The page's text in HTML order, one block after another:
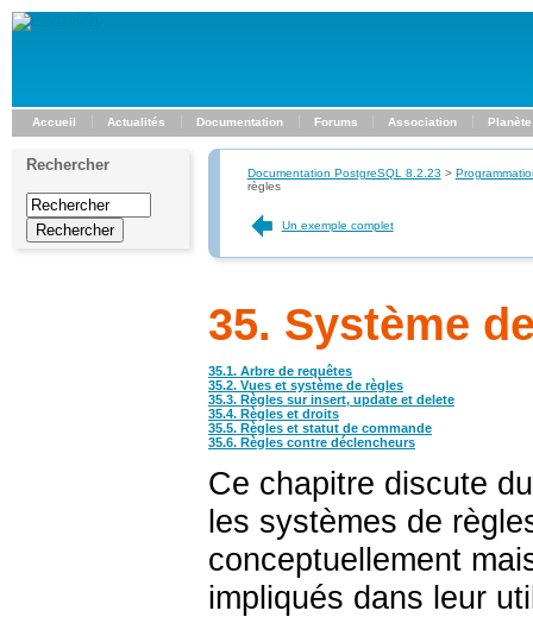
Accueil Actualités Documentation Forums Association Planète
Rechercher Documentation PostgreSQL 8.2.23 >
règles
Un exemple complet
35. Système
35.1. Arbre de requêtes
35.2. Vues et système de règles
35.3. Règles sur insert, update et delete
35.4. Règles et droits
35.5. Règles et statut de commande
35.6. Règles contre déclencheurs
Ce chapitre discute
les systèmes de
conceptuellement
impliqués dans leur